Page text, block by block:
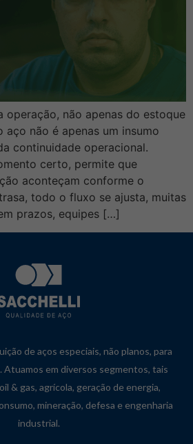
operação, não apenas do estoque
aço não é apenas um insumo
continuidade operacional.
certo, permite que
aconteçam conforme o
todo o fluxo se ajusta, muitas
prazos, equipes […]
de aços especiais, não planos, para
Atuamos em diversos segmentos, tais
& gas, agrícola, geração de energia,
mineração, defesa e engenharia
industrial.